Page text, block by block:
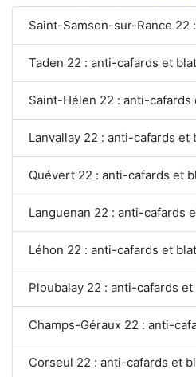
Saint-Samson-sur-Rance 22
Taden 22 : anti-cafards et
Saint-Hélen 22 : anti-cafards
Lanvallay 22 : anti-cafards et
Quévert 22 : anti-cafards et
Languenan 22 : anti-cafards
Léhon 22 : anti-cafards et
Ploubalay 22 : anti-cafards
Champs-Géraux 22 : anti-
Corseul 22 : anti-cafards et